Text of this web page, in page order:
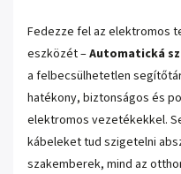
Fedezze fel az elektromos
eszközét –Automatická
a felbecsülhetetlen
hatékony, biztonságos és
elektromos vezetékekkel.
kábeleket tud szigetelni
szakemberek, mind az